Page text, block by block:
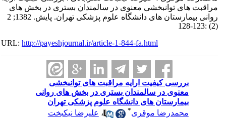
مراقبت های توانبخشی معنوی در سالمندان بستری در بخش های
روانی بیمارستان های دانشگاه علوم پزشکی تهران. پایش. 1382; 2
URL:http://payeshjournal.ir/article-1-844-fa.html
بررسی کیفیت ارایه مراقبت های توانبخشی
معنوی در سالمندان بستری در بخش های روانی
بیمارستان های دانشگاه علوم پزشکی تهران
محمدرضا موقری* ،علیرضا نیکبخت